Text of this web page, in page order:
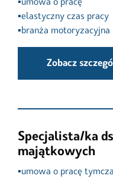
▪️elastyczny czas pracy
▪️branża motoryzacyjna
Zobacz
Specjalista/ka
majątkowych
▪️umowa o pracę